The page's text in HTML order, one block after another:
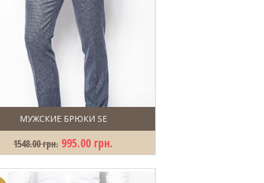
МУЖСКИЕ БРЮКИ SE
1548.00 грн. 995.00 грн.